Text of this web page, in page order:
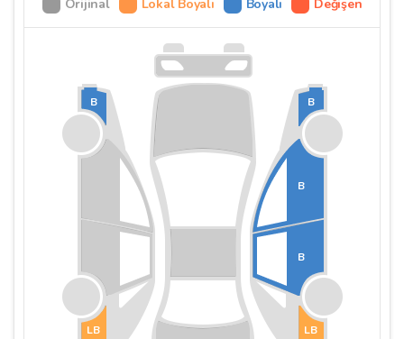
Orijinal Lokal Boyalı Boyalı Değişen
B
B
B
LB
B
LB